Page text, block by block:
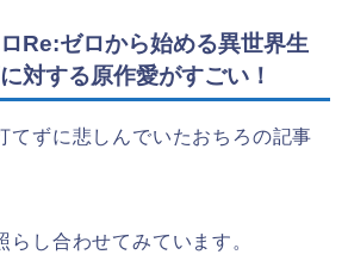
Re:ゼロから始める異世界生
対する原作愛がすごい！
てずに悲しんでいたおちろの記事
らし合わせてみています。